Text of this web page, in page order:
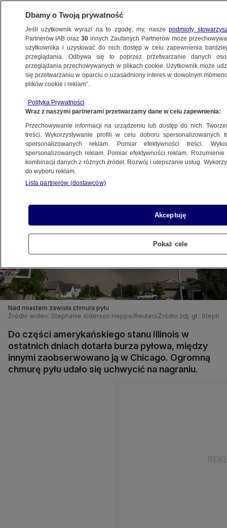
METEO
ŚWIAT
Nagranie
18.05.2025, 17:41
Udostępnij
Nad miastem zawisła chmura pyłu
Źródło wideo: Stephanie Alderson Heppe/Reuters Źródło zdj. gł.:
Do części amerykańskiego stanu Illinois w
ostatnich dniach dotarła burza pyłowa, między
innymi zaobserwowano ją w Chicago. Ogromną
chmurę pyłu udało się uchwycić na nagraniu.
Dbamy o Twoją prywatność
Jeśli użytkownik wyrazi na to zgodę, my, naszepodmioty
Partnerów IAB oraz30 innych Zaufanych Partnerów może
użytkownika i uzyskiwać do nich dostęp w celu zapewnienia
przeglądania. Odbywa się to poprzez przetwarzanie danych
przeglądania przechowywanych w plikach cookie. Użytkownik może
się przetwarzaniu w oparciu o uzasadniony interes w dowolnym
plików cookie i reklam”.
Polityka Prywatności
Wraz z naszymi partnerami przetwarzamy dane w celu zapewnienia:
Przechowywanie informacji na urządzeniu lub dostęp do nich.
treści. Wykorzystywanie profili w celu doboru spersonalizowanych
spersonalizowanych reklam. Pomiar efektywności treści.
spersonalizowanych reklam. Pomiar efektywności reklam.
kombinacji danych z różnych źródeł. Rozwój i ulepszanie usług.
do wyboru reklam.
Lista partnerów (dostawców)
Akceptuję
Pokaż cele